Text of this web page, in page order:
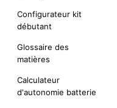
Configurateur kit
débutant
Glossaire des
matières
Calculateur
d'autonomie batterie